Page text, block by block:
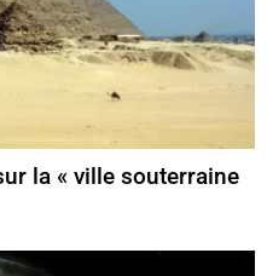
la « ville souterraine